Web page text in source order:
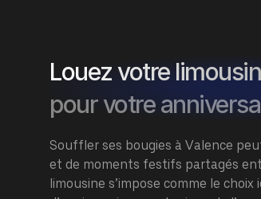
Louez votre
pour votre
Souffler ses bougies à Valence
et de moments festifs partagés
limousine s’impose comme le